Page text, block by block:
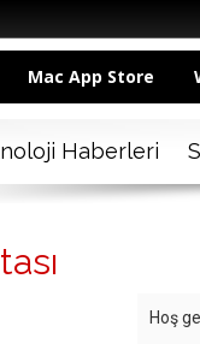
Mac App Store
Haberleri
Hoş